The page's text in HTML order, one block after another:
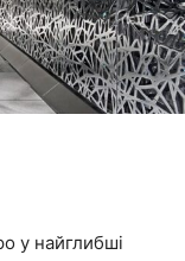
у найглибші